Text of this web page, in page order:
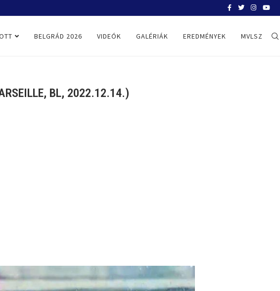
BELGRÁD 2026 VIDEÓK GALÉRIÁK EREDMÉNYEK MVLSZ
BL, 2022.12.14.)